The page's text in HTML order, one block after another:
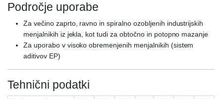
Področje uporabe
Za večino zaprto, ravno in spiralno ozobljenih industrijskih
menjalnikih iz jekla, kot tudi za obtočno in potopno mazanje
Za uporabo v visoko obremenjenih menjalnikih (sistem
aditivov EP)
Tehnični podatki